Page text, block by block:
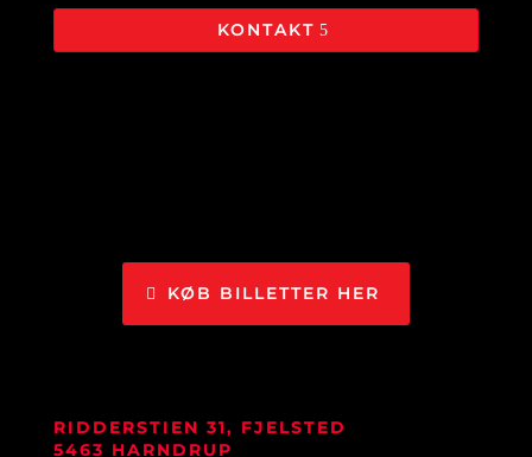
KONTAKT
KØB BILLETTER HER
RIDDERSTIEN 31, FJELSTED
5463 HARNDRUP